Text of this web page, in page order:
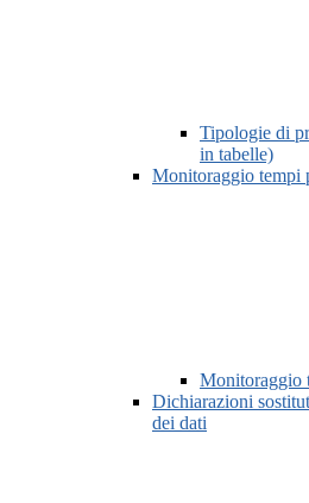
Tipologie di
in tabelle)
Monitoraggio tempi
Monitoraggio
Dichiarazioni
dei dati